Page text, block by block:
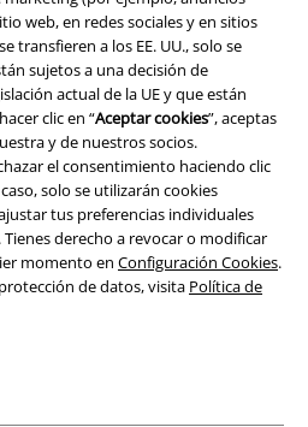
web, en redes sociales y en sitios
transfieren a los EE. UU., solo se
sujetos a una decisión de
actual de la UE y que están
clic en “Aceptar cookies”, aceptas
y de nuestros socios.
el consentimiento haciendo clic
solo se utilizarán cookies
tus preferencias individuales
Tienes derecho a revocar o modificar
momento en Configuración Cookies.
de datos, visita Política de
del medioambiente